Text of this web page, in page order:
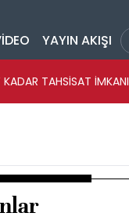
YAYIN AKIŞI
KADAR TAHSİSAT İMKANI